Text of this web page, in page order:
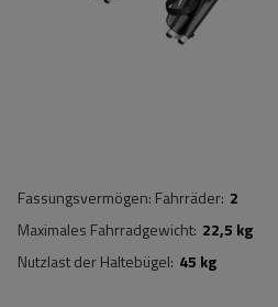
Fassungsvermögen: Fahrräder 2
Maximales Fahrradgewicht 22,5 kg
Nutzlast der Haltebügel 45 kg